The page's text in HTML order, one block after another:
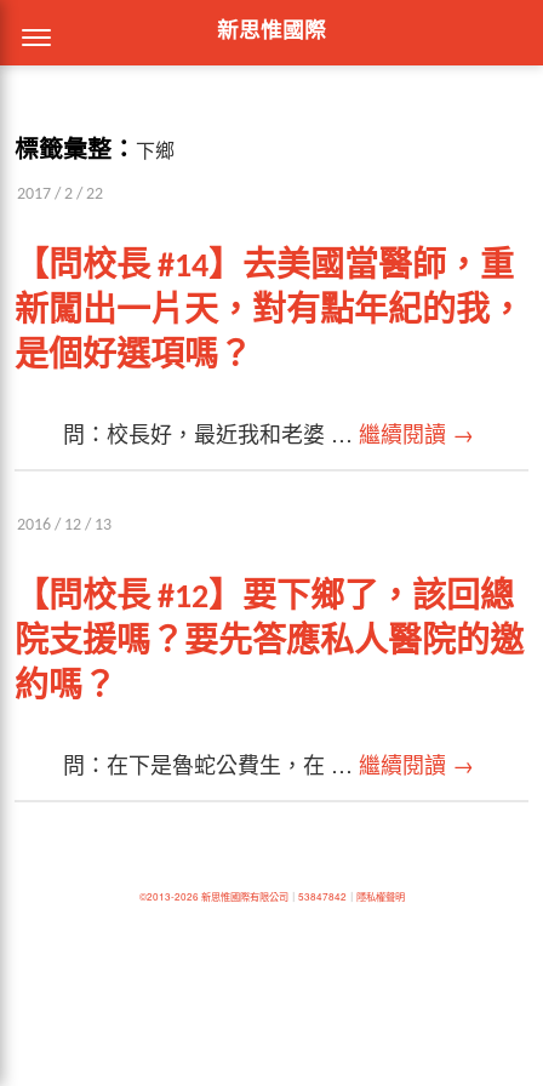
新思惟國際
標籤彙整： 下鄉
2017 / 2 / 22
【問校長 #14】去美國當醫師，重
新闖出一片天，對有點年紀的我，
是個好選項嗎？
問：校長好，最近我和老婆 … 繼續閱讀 →
2016 / 12 / 13
【問校長 #12】要下鄉了，該回總
院支援嗎？要先答應私人醫院的邀
約嗎？
問：在下是魯蛇公費生，在 … 繼續閱讀 →
©2013-2026 新思惟國際有限公司｜ 53847842 ｜ 隱私權聲明